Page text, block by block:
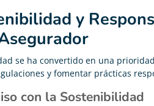
y
se ha convertido en una
y fomentar prácticas
con la Sostenibilidad